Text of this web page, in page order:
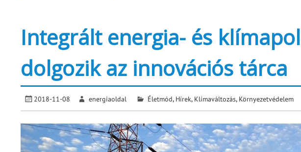
Integrált energia- és
dolgozik az innovációs tárca
2018-11-08 energiaoldal Életmód, Hírek, Klímaváltozás, Környezetvédelem